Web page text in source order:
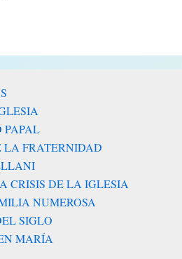
FRATERNIDAD
CRISIS DE LA IGLESIA
NUMEROSA
SIGLO
MARÍA